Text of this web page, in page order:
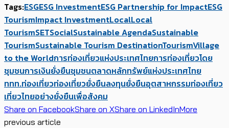
Tags:ESGESG InvestmentESG Partnership for ImpactESG
TourismImpact InvestmentLocalLocal
TourismSETSocialSustainable AgendaSustainable
TourismSustainable Tourism DestinationTourismVillage
to the Worldการท่องเที่ยวแห่งประเทศไทยการท่องเที่ยวโดย
ชุมชนการเงินยั่งยืนชุมชนตลาดหลักทรัพย์แห่งประเทศไทย
ททท.ท่องเที่ยวท่องเที่ยวยั่งยืนลงทุนยั่งยืนอุตสาหกรรมท่องเที่ยว
เที่ยวไทยอย่างยั่งยืนเพื่อสังคม
Share on FacebookShare on XShare on LinkedInMore
previous article